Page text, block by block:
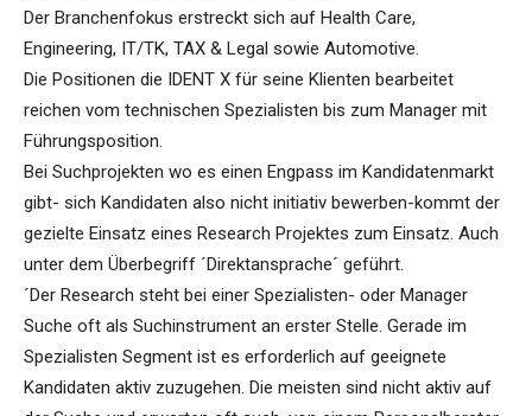
Der Branchenfokus erstreckt sich auf Health Care,
Engineering, IT/TK, TAX & Legal sowie Automotive.
Die Positionen die IDENT X für seine Klienten bearbeitet
reichen vom technischen Spezialisten bis zum Manager mit
Führungsposition.
Bei Suchprojekten wo es einen Engpass im Kandidatenmarkt
gibt- sich Kandidaten also nicht initiativ bewerben-kommt der
gezielte Einsatz eines Research Projektes zum Einsatz. Auch
unter dem Überbegriff ´Direktansprache´ geführt.
´Der Research steht bei einer Spezialisten- oder Manager
Suche oft als Suchinstrument an erster Stelle. Gerade im
Spezialisten Segment ist es erforderlich auf geeignete
Kandidaten aktiv zuzugehen. Die meisten sind nicht aktiv auf